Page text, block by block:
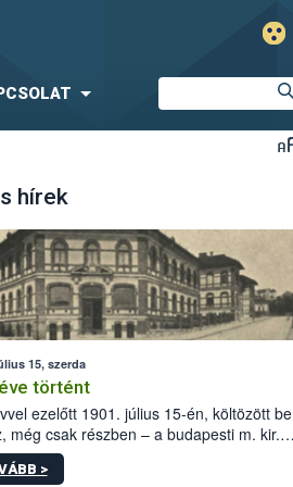
hírek
15, szerda
történt
ezelőtt 1901. július 15-én, költözött be
még csak részben – a budapesti m. kir.
állomás a Kis Rókus utca
alatti, Czigler Győző által tervezett új
>